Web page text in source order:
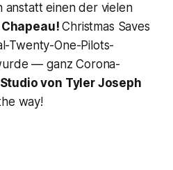
anstatt einen der vielen
Chapeau!Christmas Saves
Twenty-One-Pilots-
— ganz Corona-
von Tyler Joseph
way!